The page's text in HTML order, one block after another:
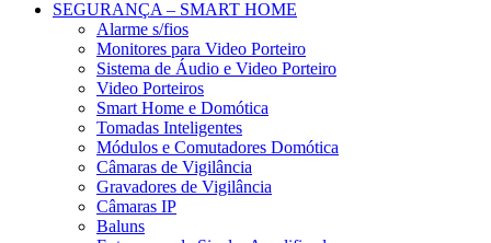
SEGURANÇA – SMART HOME
Alarme s/fios
Monitores para Video Porteiro
Sistema de Áudio e Video Porteiro
Video Porteiros
Smart Home e Domótica
Tomadas Inteligentes
Módulos e Comutadores Domótica
Câmaras de Vigilância
Gravadores de Vigilância
Câmaras IP
Baluns